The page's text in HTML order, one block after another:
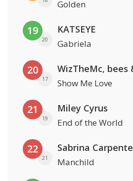
Golden
19
20
KATSEYE
Gabriela
20
17
WizTheMc, bees
Show Me Love
21
19
Miley Cyrus
End of the World
22
21
Sabrina
Manchild